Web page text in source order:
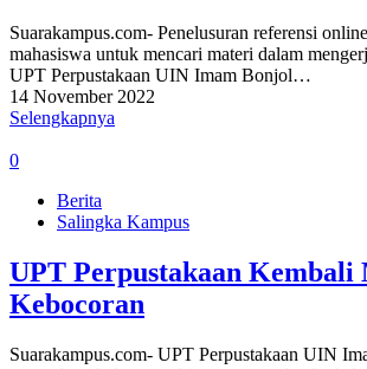
Suarakampus.com- Penelusuran referensi
mahasiswa untuk mencari materi dalam
UPT Perpustakaan UIN Imam Bonjol…
14 November 2022
Selengkapnya
0
Berita
Salingka Kampus
UPT Perpustakaan Kembali
Kebocoran
Suarakampus.com- UPT Perpustakaan UIN